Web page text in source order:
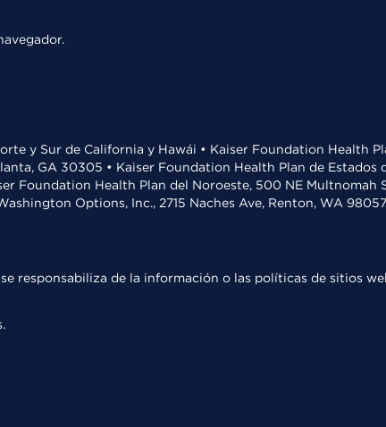
y Sur de California y Hawái • Kaiser Foundation Health
GA 30305 • Kaiser Foundation Health Plan de Estados
Foundation Health Plan del Noroeste, 500 NE Multnomah
Options, Inc., 2715 Naches Ave, Renton, WA 98057
responsabiliza de la información o las políticas de sitios